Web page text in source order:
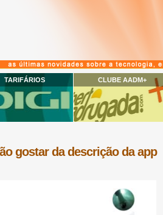
TARIFÁRIOS CLUBE AADM+
gostar da descrição da app